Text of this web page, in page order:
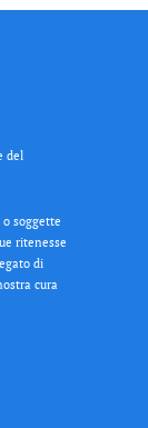
del
soggette
ritenesse
di
cura